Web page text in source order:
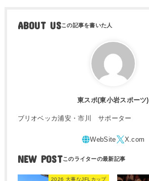
ABOUT US
東スポ(東小岩スポーツ)
ブリオベッカ浦安・市川 サポーター
NEW POST
2026 大事なJFLカップ